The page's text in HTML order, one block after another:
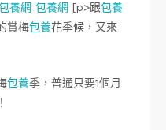
養網 包養網 [p>跟包養
賞梅包養花季候，又來
包養季，普通只要1個月